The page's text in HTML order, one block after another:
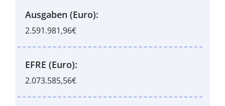
Ausgaben (Euro):
2.591.981,96€
EFRE (Euro):
2.073.585,56€